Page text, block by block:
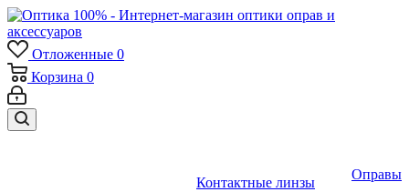
Отложенные 0
Корзина 0
Контактные линзы
Оправы